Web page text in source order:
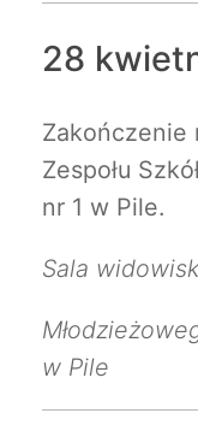
28
Zakończenie
Zespołu
nr 1 w Pile.
Sala
w Pile